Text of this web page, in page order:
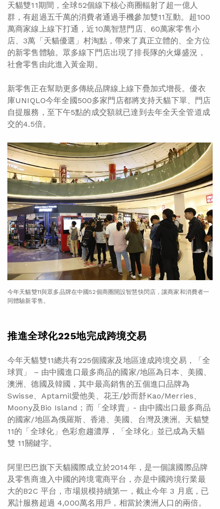
天貓雙11期間，全球52個線下核心商圈輻射了超一億人
群，有超過五千萬的消費者通過手機參加雙11互動。超100
萬商家線上線下打通，近10萬智慧門店、60萬家零售小
店、3萬「天貓優選」村淘點，帶來了真正立體的、全方位
的新零售體驗。眾多線下門店出現了排長隊的火爆盛況，
社會零售由此進入黃金期。
新零售正在幫助更多傳統品牌線上線下疊加式增長。優衣
庫UNIQLO今年全國500多家門店都將支持天貓下單、門店
自提服務，至下午5點的成交額就已達到去年全天全管道成
交的4.5倍。
今年天貓雙11與眾多品牌在中國52個商圈開設智慧快閃店，讓商家和消費者一
同體驗新零售。
推進全球化225地完成跨境交易
今年天貓雙11總共有225個國家及地區達成跨境交易，「全
球買」 – 由中國進口最多商品的國家/地區為日本、美國、
澳洲、德國及韓國，其中最高銷售的五個進口品牌為
Swisse、Aptamil愛他美、花王/妙而舒Kao/Merries、
Moony及Bio Island；而「全球賣」- 由中國出口最多商品
的國家/地區為俄羅斯、香港、美國、台灣及澳洲。天貓雙
11的「全球化」色彩愈趨濃厚，「全球化」並已成為天貓
雙 11關鍵字。
阿里巴巴旗下天貓國際成立於2014年，是一個讓國際品牌
及零售商進入中國的跨境電商平台，亦是中國跨境行業最
大的B2C 平台，市場規模持續第一，截止今年 3 月底，已
累計服務超過 4,000萬名用戶，相當於澳洲人口的兩倍。